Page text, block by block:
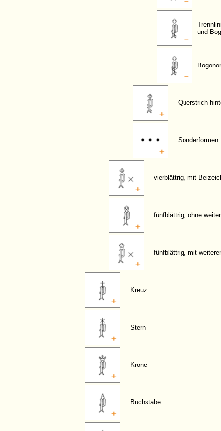
und
Querstrich
Sonderformen
vierblättrig, mit
fünfblättrig, ohne
fünfblättrig, mit
Kreuz
Stern
Krone
Buchstabe